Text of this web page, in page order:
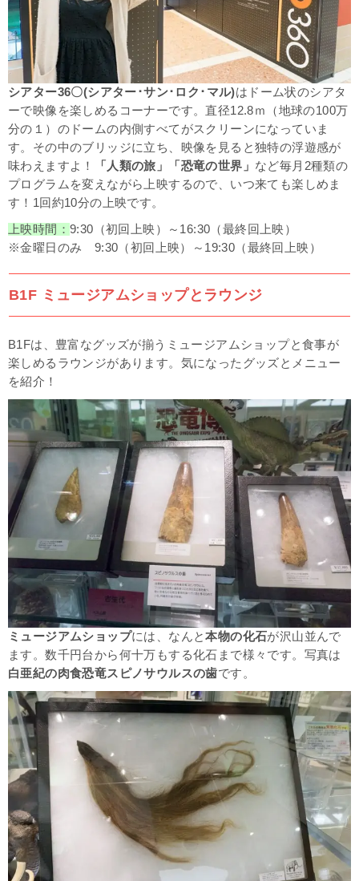
シアター36〇(シアター･サン･ロク･マル)はドーム状のシアタ
ーで映像を楽しめるコーナーです。直径12.8ｍ（地球の100万
分の１）のドームの内側すべてがスクリーンになっていま
す。その中のブリッジに立ち、映像を見ると独特の浮遊感が
味わえますよ！
「人類の旅」「恐竜の世界」 など毎月2種類の
プログラムを変えながら上映するので、いつ来ても楽しめま
す！1回約10分の上映です。
上映時間： 9:30（初回上映）～16:30（最終回上映）
※金曜日のみ 9:30（初回上映）～19:30（最終回上映）
B1F ミュージアムショップとラウンジ
B1Fは、豊富なグッズが揃うミュージアムショップと食事が
楽しめるラウンジがあります。気になったグッズとメニュー
を紹介！
ミュージアムショップには、なんと本物の化石が沢山並んで
ます。数千円台から何十万もする化石まで様々です。写真は
白亜紀の肉食恐竜スピノサウルスの歯です。